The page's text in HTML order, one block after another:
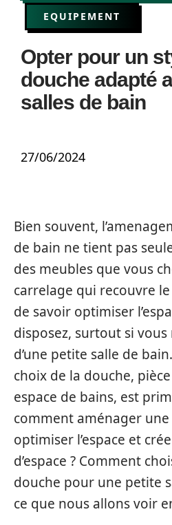
EQUIPEMENT
Opter pour un
douche adapté
salles de bain
27/06/2024
Bien souvent,
de bain ne tient pas
des meubles que vous
carrelage qui recouvre le
de savoir optimiser
disposez, surtout si vous
d’une petite salle de
choix de la douche,
espace de bains, est
comment aménager
optimiser l’espace et
d’espace ? Comment
douche pour une petite
ce que nous allons voir